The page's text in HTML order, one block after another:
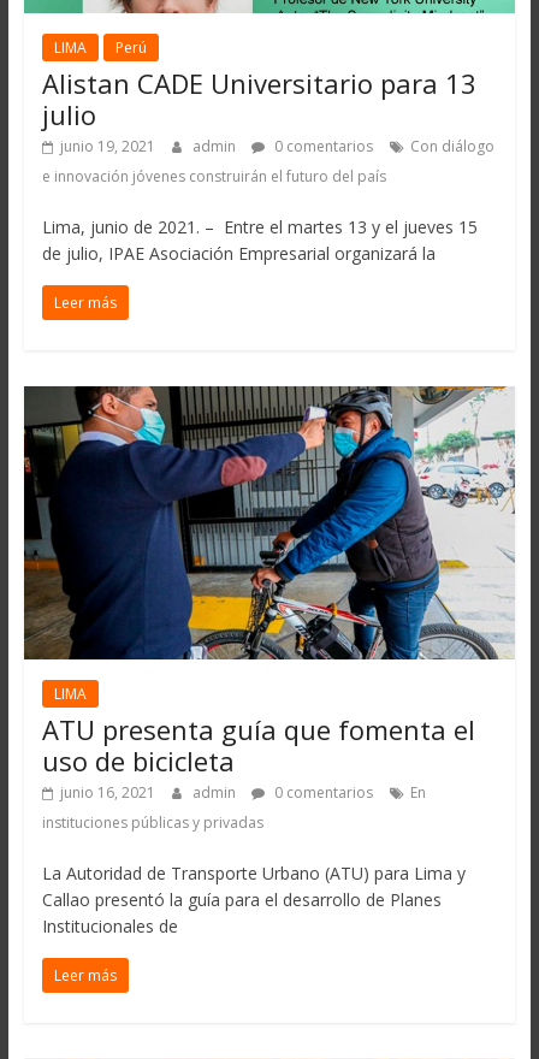
LIMA Perú
Alistan CADE Universitario para 13
julio
junio 19, 2021 admin 0 comentarios
Con diálogo
e innovación jóvenes construirán el futuro del país
Lima, junio de 2021. – Entre el martes 13 y el jueves 15
de julio, IPAE Asociación Empresarial organizará la
Leer más
LIMA
ATU presenta guía que fomenta el
uso de bicicleta
junio 16, 2021 admin 0 comentarios
En
instituciones públicas y privadas
La Autoridad de Transporte Urbano (ATU) para Lima y
Callao presentó la guía para el desarrollo de Planes
Institucionales de
Leer más